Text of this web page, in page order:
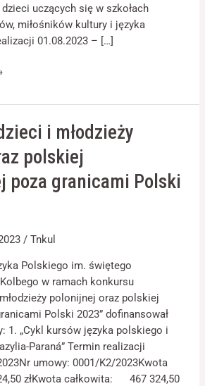
uczących się w szkołach
miłośników kultury i języka
01.08.2023 – […]
i młodzieży
polskiej
poza granicami Polski
/Tnkul
Polskiego im. świętego
w ramach konkursu
polonijnej oraz polskiej
Polski 2023” dofinansował
1. „Cykl kursów języka polskiego i
Paraná” Termin realizacji
umowy: 0001/K2/2023Kwota
złKwota całkowita: 467 324,50
do
funkcjonowania
internetowej.
Abyśmy mogli
funkcjonalność
strony
internetowej,
na podstawie
Aby nasza strona
internetowa
działała jak
najlepiej podczas
twojego przejścia
na nią. Jeśli
odrzucisz te pliki
funkcje znikną ze
strony